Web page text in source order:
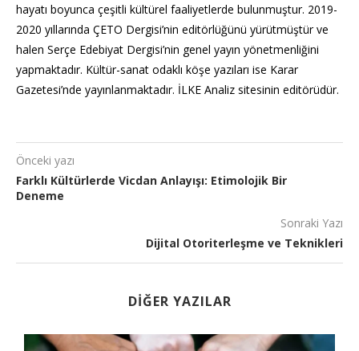
hayatı boyunca çeşitli kültürel faaliyetlerde bulunmuştur. 2019-
2020 yıllarında ÇETO Dergisi’nin editörlüğünü yürütmüştür ve
halen Serçe Edebiyat Dergisi’nin genel yayın yönetmenliğini
yapmaktadır. Kültür-sanat odaklı köşe yazıları ise Karar
Gazetesi’nde yayınlanmaktadır. İLKE Analiz sitesinin editörüdür.
Önceki yazı
Farklı Kültürlerde Vicdan Anlayışı: Etimolojik Bir
Deneme
Sonraki Yazı
Dijital Otoriterleşme ve Teknikleri
DIĞER YAZILAR